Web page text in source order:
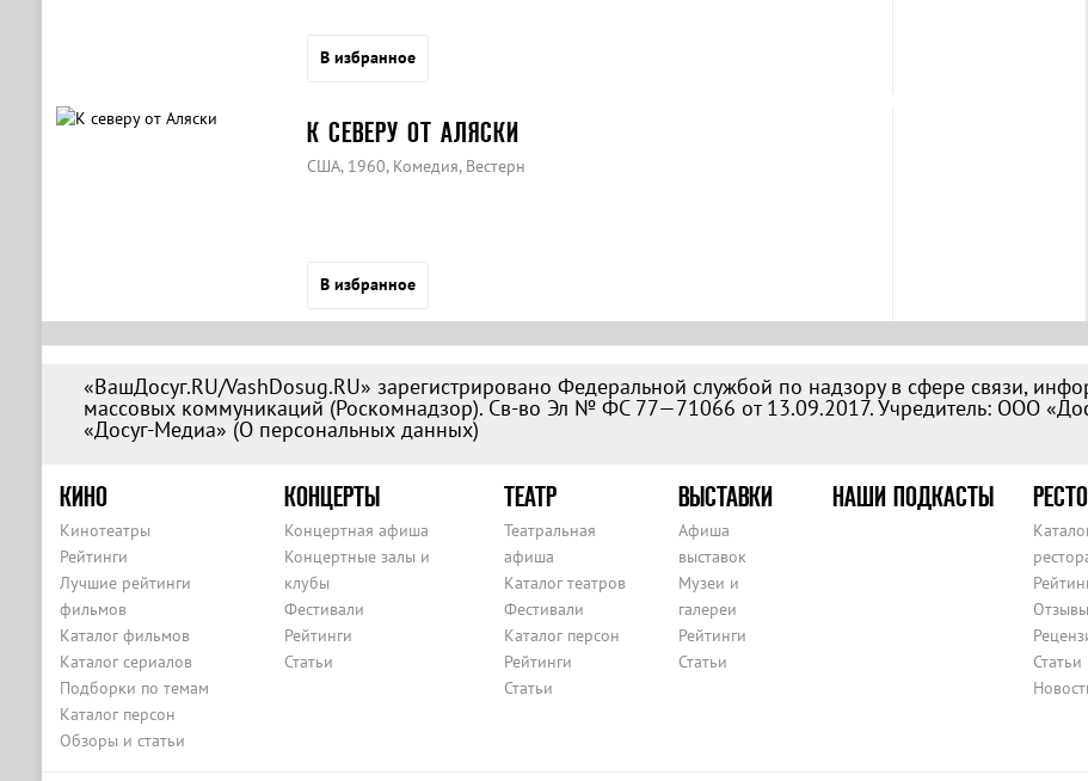
В избранное
К СЕВЕРУ ОТ АЛЯСКИ
США, 1960, Комедия, Вестерн
В избранное
«ВашДосуг.RU/VashDosug.RU» зарегистрировано Федеральной службой по надзору в сфере связи,
массовых коммуникаций (Роскомнадзор). Св-во Эл № ФС 77—71066 от 13.09.2017. Учредитель: ООО
«Досуг-Медиа» (О персональных данных)
КИНО
Кинотеатры
Рейтинги
Лучшие рейтинги
фильмов
Каталог фильмов
Каталог сериалов
Подборки по темам
Каталог персон
Обзоры и статьи
КОНЦЕРТЫ
Концертная афиша
Концертные залы и
клубы
Фестивали
Рейтинги
Статьи
ТЕАТР
Театральная
афиша
Каталог театров
Фестивали
Каталог персон
Рейтинги
Статьи
ВЫСТАВКИ
Афиша
выставок
Музеи и
галереи
Рейтинги
Статьи
НАШИ ПОДКАСТЫ
Отзывы
Статьи